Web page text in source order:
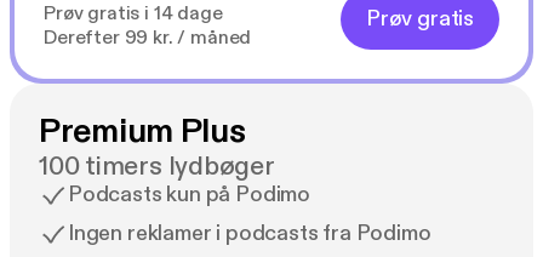
Prøv gratis i 14 dage
Derefter 99 kr. / måned
Prøv gratis
Premium Plus
100 timers lydbøger
Podcasts kun på Podimo
Ingen reklamer i podcasts fra Podimo